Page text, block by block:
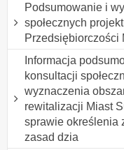
Podsumowanie i
społecznych
Przedsiębiorczości
Informacja
konsultacji
wyznaczenia
rewitalizacji Miast
sprawie określenia
zasad dzia